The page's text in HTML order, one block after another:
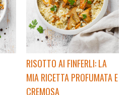
RISOTTO AI FINFERLI: LA
MIA RICETTA PROFUMATA E
CREMOSA